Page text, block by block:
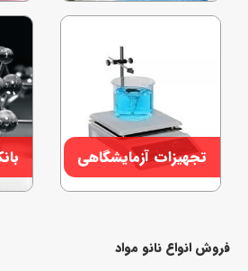
تجهیزات آزمایشگاهی
فروش انواع نانو مواد